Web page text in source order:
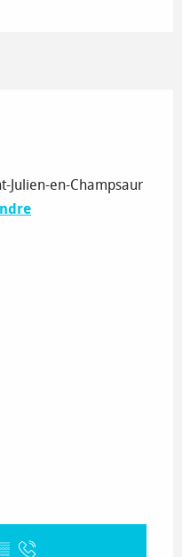
Julien-en-Champsaur